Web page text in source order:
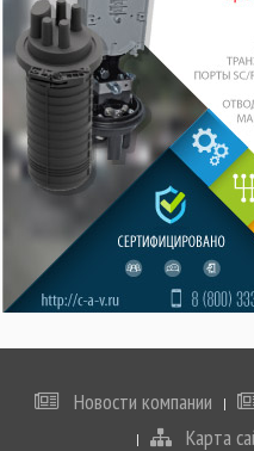
Новости компании
Карта